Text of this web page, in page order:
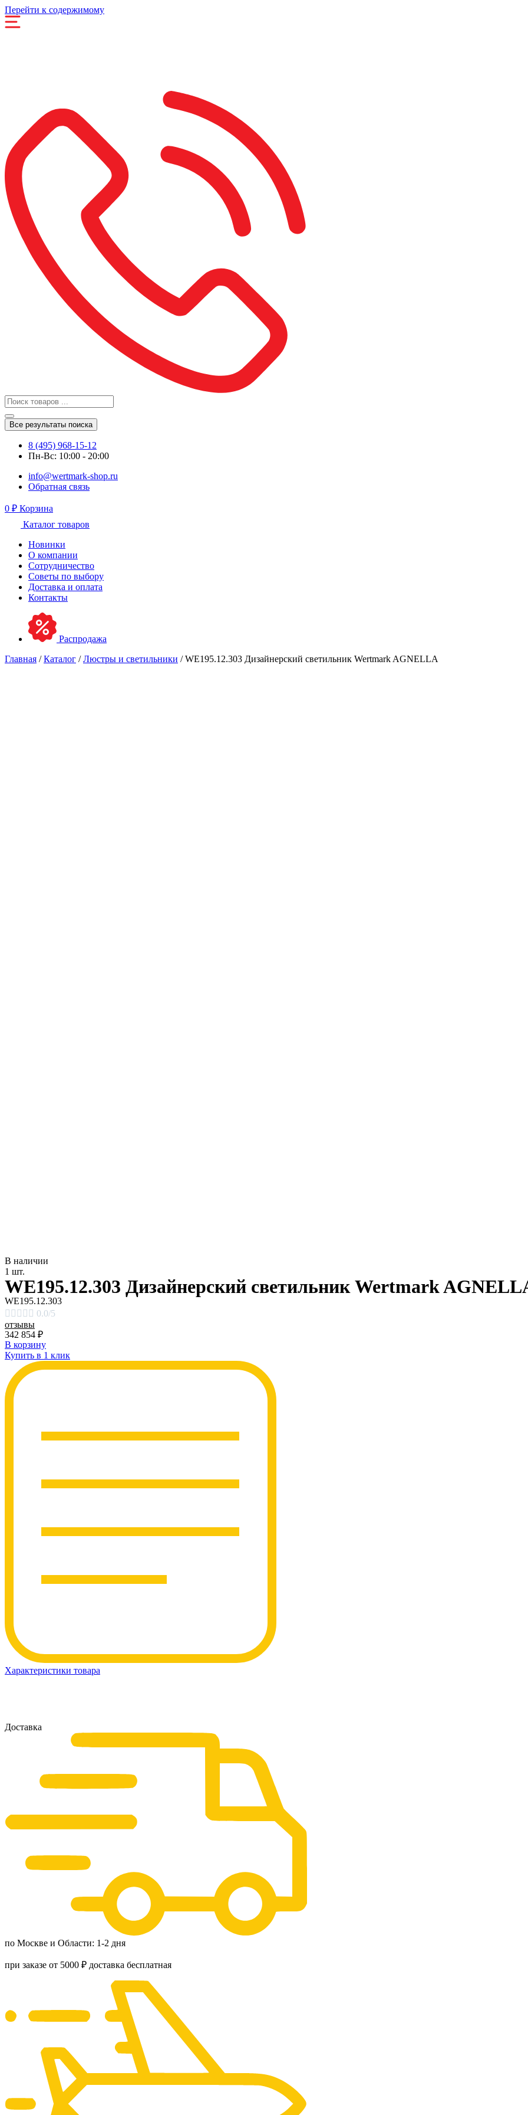
Перейти к содержимому
Все результаты поиска
8 (495) 968-15-12
Пн-Вс: 10:00 - 20:00
info@wertmark-shop.ru
Обратная связь
0 ₽ Корзина
Каталог товаров
Новинки
О компании
Сотрудничество
Советы по выбору
Доставка и оплата
Контакты
Распродажа
Главная /Каталог /Люстры и светильники / WE195.12.303 Дизайнерский светильник Wertmark AGNELLA
В наличии
1 шт.
WE195.12.303 Дизайнерский светильник Wertmark
WE195.12.303
     0.0/5
отзывы
342 854 ₽
В корзину
Купить в 1 клик
Характеристики товара
Доставка
по Москве и Области: 1-2 дня
при заказе от 5000 ₽ доставка бесплатная